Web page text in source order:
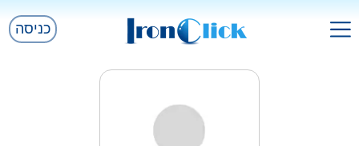
כניסה